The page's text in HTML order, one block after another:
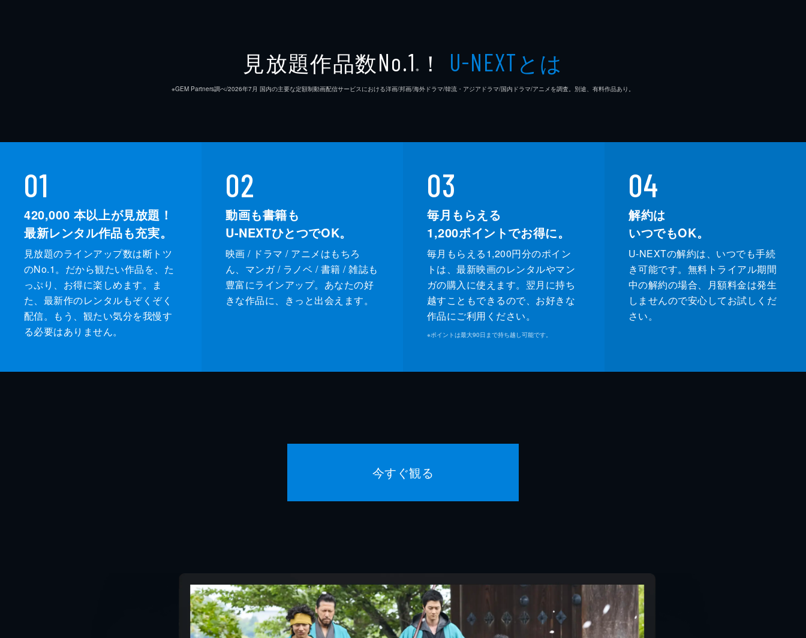
見放題作品数No.1 ※ ！ U-NEXTとは
※GEM Partners調べ/2026年7⽉ 国内の主要な定額制動画配信サービスにおける洋画/邦画/海外ドラマ/韓流・アジアドラマ/国内ドラマ/アニメを調査。別途、有料作品あり。
01
420,000 本以上が見放題！
最新レンタル作品も充実。
見放題のラインアップ数は断トツ
のNo.1。だから観たい作品を、た
っぷり、お得に楽しめます。ま
た、最新作のレンタルもぞくぞく
配信。もう、観たい気分を我慢す
る必要はありません。
02
動画も書籍も
U-NEXTひとつでOK。
映画 / ドラマ / アニメはもちろ
ん、マンガ / ラノベ / 書籍 / 雑誌も
豊富にラインアップ。あなたの好
きな作品に、きっと出会えます。
03
毎月もらえる
1,200ポイントでお得に。
毎月もらえる1,200円分のポイン
トは、最新映画のレンタルやマン
ガの購入に使えます。翌月に持ち
越すこともできるので、お好きな
作品にご利用ください。
※ポイントは最大90日まで持ち越し可能です。
04
解約は
いつでもOK。
U-NEXTの解約は、いつでも手続
き可能です。無料トライアル期間
中の解約の場合、月額料金は発生
しませんので安心してお試しくだ
さい。
今すぐ観る